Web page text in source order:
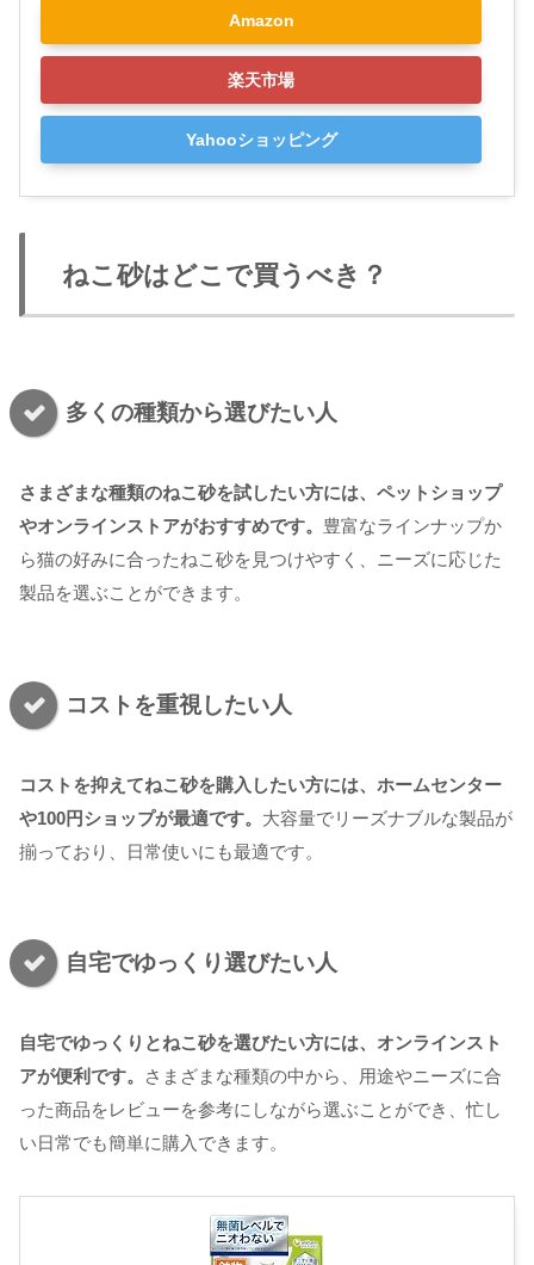
Amazon
楽天市場
Yahooショッピング
ねこ砂はどこで買うべき？
多くの種類から選びたい人
さまざまな種類のねこ砂を試したい方には、ペットショップ
やオンラインストアがおすすめです。 豊富なラインナップか
ら猫の好みに合ったねこ砂を見つけやすく、ニーズに応じた
製品を選ぶことができます。
コストを重視したい人
コストを抑えてねこ砂を購入したい方には、ホームセンター
や100円ショップが最適です。 大容量でリーズナブルな製品が
揃っており、日常使いにも最適です。
自宅でゆっくり選びたい人
自宅でゆっくりとねこ砂を選びたい方には、オンラインスト
アが便利です。
さまざまな種類の中から、用途やニーズに合
った商品をレビューを参考にしながら選ぶことができ、忙し
い日常でも簡単に購入できます。